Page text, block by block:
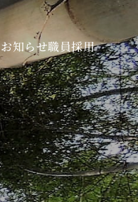
お知らせ職員採用